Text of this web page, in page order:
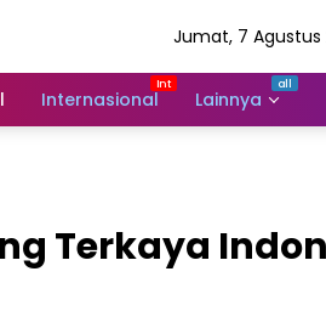
Jumat, 7 Agustus
Internasional Lainnya
Terkaya